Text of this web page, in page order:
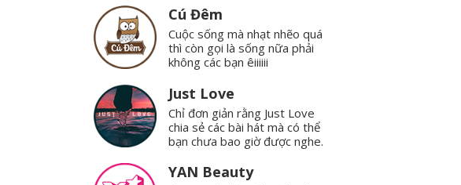
Cú Đêm
Cuộc sống mà nhạt nhẽo quá
thì còn gọi là sống nữa phải
không các bạn êiiiiii
Just Love
Chỉ đơn giản rằng Just Love
chia sẻ các bài hát mà có thể
bạn chưa bao giờ được nghe.
YAN Beauty